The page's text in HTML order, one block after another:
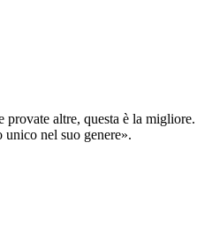
altre, questa è la migliore.
unico nel suo genere».